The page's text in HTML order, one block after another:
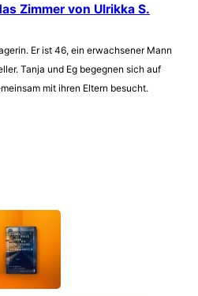
Zimmer von Ulrikka S.
Er ist 46, ein erwachsener Mann
Tanja und Eg begegnen sich auf
mit ihren Eltern besucht.